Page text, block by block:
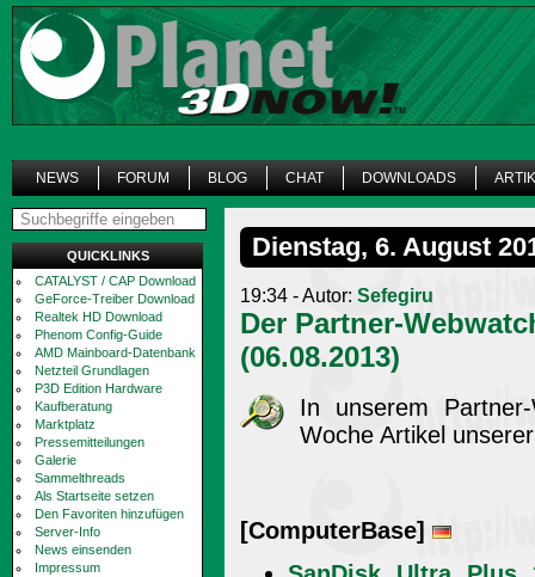
NEWS FORUM BLOG CHAT DOWNLOADS
QUICKLINKS
CATALYST / CAP Download
GeForce-Treiber Download
Realtek HD Download
Phenom Config-Guide
AMD Mainboard-Datenbank
Netzteil Grundlagen
P3D Edition Hardware
Kaufberatung
Marktplatz
Pressemitteilungen
Galerie
Sammelthreads
Als Startseite setzen
Den Favoriten hinzufügen
Server-Info
News einsenden
Impressum
Dienstag, 6. August
19:34 - Autor: Sefegiru
Der Partner-
(06.08.2013)
In unserem
Woche Artikel
[ComputerBase]